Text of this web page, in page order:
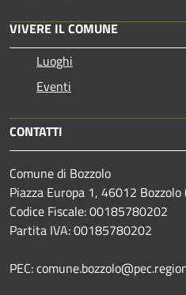
VIVERE IL COMUNE
Luoghi
Eventi
CONTATTI
Comune di Bozzolo
Piazza Europa 1, 46012 Bozzolo
Codice Fiscale: 00185780202
Partita IVA: 00185780202
PEC: